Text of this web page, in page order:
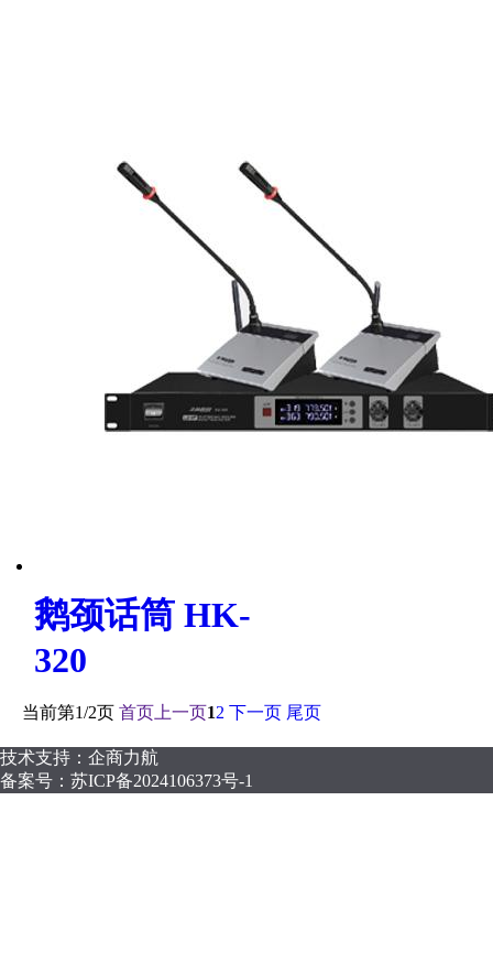
鹅颈话筒 HK-
320
当前第1/2页 首页 上一页12 下一页 尾页
技术支持：企商力航
备案号： 苏ICP备2024106373号-1